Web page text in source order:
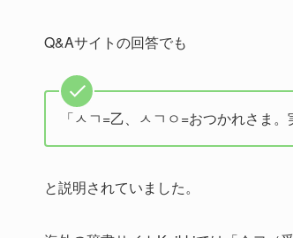
Q&Aサイトの回答でも
「ㅅㄱ=乙、ㅅㄱㅇ=おつかれさま
と説明されていました。